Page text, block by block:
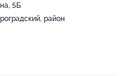
5Б
район